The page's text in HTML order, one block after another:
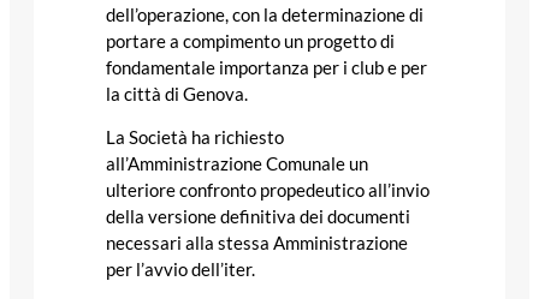
dell’operazione, con la determinazione di
portare a compimento un progetto di
fondamentale importanza per i club e per
la città di Genova.
La Società ha richiesto
all’Amministrazione Comunale un
ulteriore confronto propedeutico all’invio
della versione definitiva dei documenti
necessari alla stessa Amministrazione
per l’avvio dell’iter.